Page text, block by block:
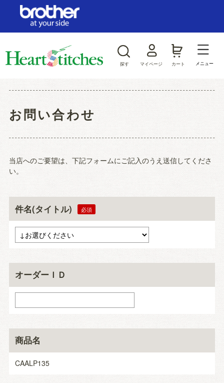
探す マイページ カート メニュー
お問い合わせ
当店へのご要望は、下記フォームにご記入のうえ送信してくださ
い。
件名(タイトル)
オーダーＩＤ
商品名
CAALP135
ログイン/新規会員登録
ジャンルから探す